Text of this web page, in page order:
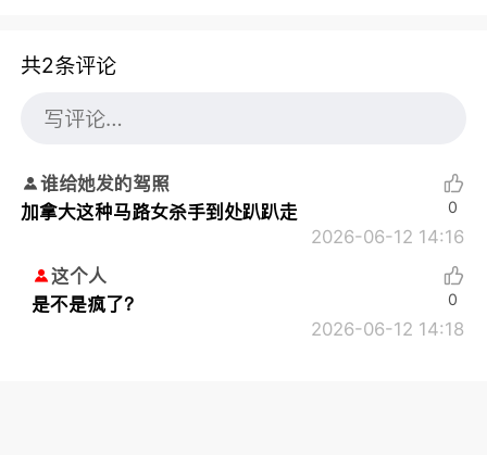
共2条评论
谁给她发的驾照
加拿大这种马路女杀手到处趴趴走
2026-06-12 14:16
0
这个人
是不是疯了？
2026-06-12 14:18
0